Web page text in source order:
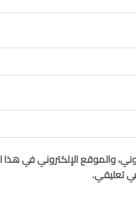
والموقع الإلكتروني في
تعليقي.